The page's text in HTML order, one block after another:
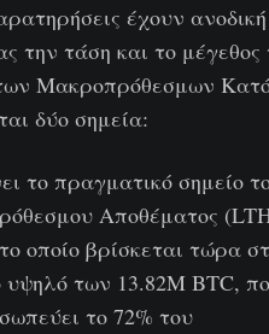
έχουν
την τάση και το μέγεθος
Μακροπρόθεσμων
δύο σημεία:
το πραγματικό σημείο
Αποθέματος
οποίο βρίσκεται τώρα
υψηλό των 13.82M BTC,
το 72% του